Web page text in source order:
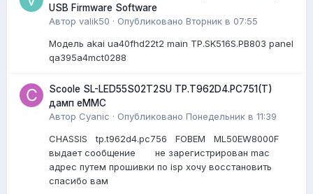
USB Firmware Software
Автор valik50 · Опубликовано Вторник в 07:55
Модель akai ua40fhd22t2 main TP.SK516S.PB803 panel
qa395a4mct0288
Scoole SL-LED55S02T2SU TP.T962D4.PC751(T)
дамп eMMC
Автор Cyanic · Опубликовано Понедельник в 11:39
CHASSIS tp.t962d4.pc756 FOBEM ML50EW8000F
выдает сообщение не зарегистрирован mac
адрес путем прошивки по isp хочу восстановить
спасибо вам